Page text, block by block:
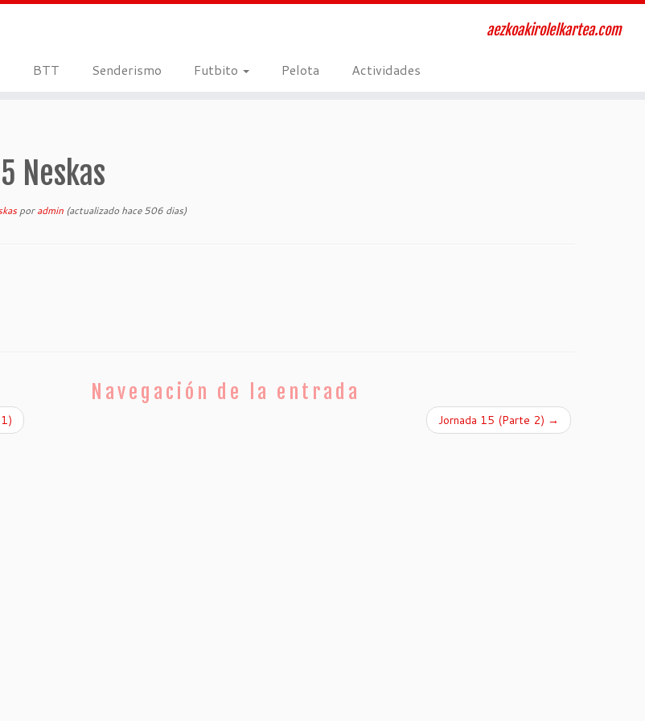
aezkoakirolelkartea.com
BTT Senderismo Futbito Pelota Actividades
Neskas
poradmin (actualizado hace 506 dias)
Navegación de la entrada
Jornada 15 (Parte 2) →